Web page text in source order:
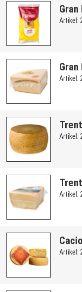
Artikel:
Artikel:
Artikel:
Artikel:
Artikel: